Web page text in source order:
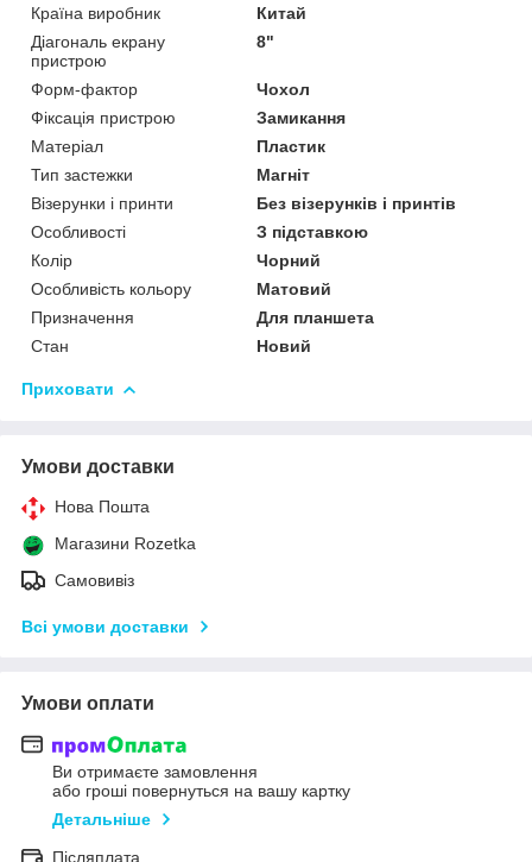
Країна виробник
Китай
Діагональ екрану
пристрою
8"
Форм-фактор
Чохол
Фіксація пристрою
Замикання
Матеріал
Пластик
Тип застежки
Магніт
Візерунки і принти
Без візерунків і принтів
Особливості
З підставкою
Колір
Чорний
Особливість кольору
Матовий
Призначення
Для планшета
Стан
Новий
Приховати
Умови доставки
Нова Пошта
Магазини Rozetka
Самовивіз
Всі умови доставки
Умови оплати
Ви отримаєте замовлення
або гроші повернуться на вашу картку
Детальніше
Післяплата